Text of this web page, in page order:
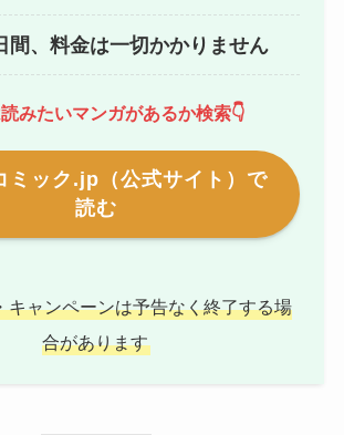
間、料金は一切かかりません
みたいマンガがあるか検索👇
ミック.jp（公式サイト）で
読む
ャンペーンは予告なく終了する場
合があります